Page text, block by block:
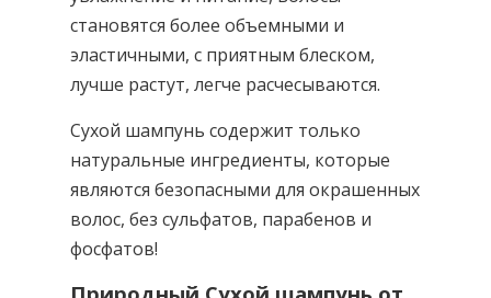
становятся более объемными и
эластичными, с приятным блеском,
лучше растут, легче расчесываются.
Сухой шампунь содержит только
натуральные ингредиенты, которые
являются безопасными для окрашенных
волос, без сульфатов, парабенов и
фосфатов!